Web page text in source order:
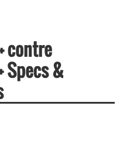
contre
Specs &